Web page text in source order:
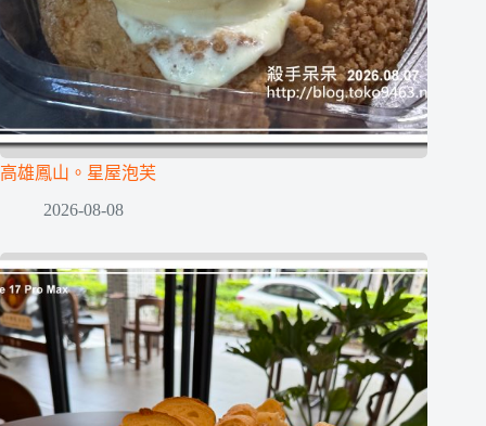
高雄鳳山。星屋泡芙
2026-08-08